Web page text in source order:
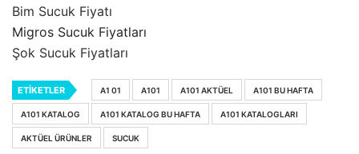
Bim Sucuk Fiyatı
Migros Sucuk Fiyatları
Şok Sucuk Fiyatları
ETIKETLER A1 01 A101 A101 AKTÜEL A101 BU HAFTA
A101 KATALOG A101 KATALOG BU HAFTA A101 KATALOGLARI
AKTÜEL ÜRÜNLER SUCUK